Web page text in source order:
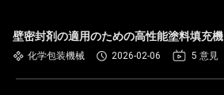
壁密封剤の適用のための高性能塗料填充機
化学包装機械 2026-02-06 5 意見